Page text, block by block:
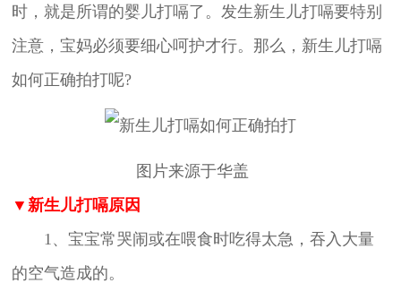
时，就是所谓的婴儿打嗝了。发生新生儿打嗝要特别
注意，宝妈必须要细心呵护才行。那么，新生儿打嗝
如何正确拍打呢?
图片来源于华盖
▼新生儿打嗝原因
1、宝宝常哭闹或在喂食时吃得太急，吞入大量
的空气造成的。